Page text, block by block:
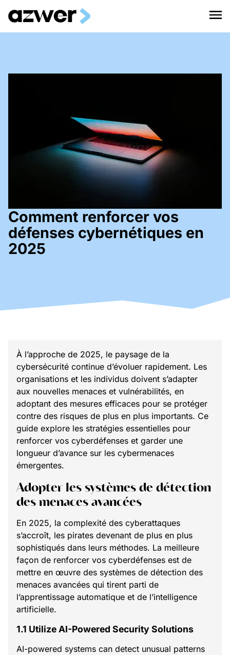
Comment renforcer vos
défenses cybernétiques en
2025
À l’approche de 2025, le paysage de la
cybersécurité continue d’évoluer rapidement. Les
organisations et les individus doivent s’adapter
aux nouvelles menaces et vulnérabilités, en
adoptant des mesures efficaces pour se protéger
contre des risques de plus en plus importants. Ce
guide explore les stratégies essentielles pour
renforcer vos cyberdéfenses et garder une
longueur d’avance sur les cybermenaces
émergentes.
Adopter les systèmes de détection
des menaces avancées
En 2025, la complexité des cyberattaques
s’accroît, les pirates devenant de plus en plus
sophistiqués dans leurs méthodes. La meilleure
façon de renforcer vos cyberdéfenses est de
mettre en œuvre des systèmes de détection des
menaces avancées qui tirent parti de
l’apprentissage automatique et de l’intelligence
artificielle.
1.1 Utilize AI-Powered Security Solutions
AI-powered systems can detect unusual patterns